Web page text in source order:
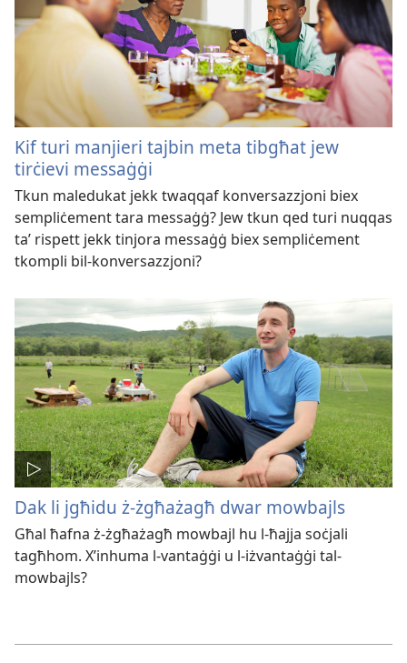
Kif turi manjieri tajbin meta tibgħat jew
tirċievi messaġġi
Tkun maledukat jekk twaqqaf konversazzjoni biex
sempliċement tara messaġġ? Jew tkun qed turi nuqqas
taʼ rispett jekk tinjora messaġġ biex sempliċement
tkompli bil-konversazzjoni?
Dak li jgħidu ż-żgħażagħ dwar mowbajls
Għal ħafna ż-żgħażagħ mowbajl hu l-ħajja soċjali
tagħhom. X’inhuma l-vantaġġi u l-iżvantaġġi tal-
mowbajls?